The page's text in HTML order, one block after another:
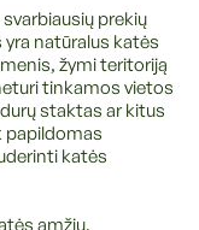
prekių
natūralus katės
žymi teritoriją
tinkamos vietos
staktas ar kitus
papildomas
katės
amžių,